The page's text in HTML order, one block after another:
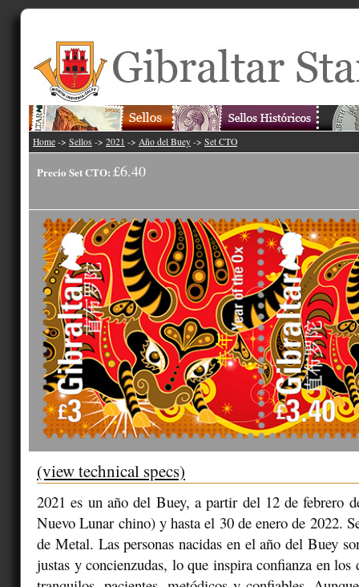
Home -> Sellos -> 2021 -> Año del Buey -> Set CTO
Precio Set CTO: £6.40
(view technical specs)
2021 es un año del Buey, a partir del 12 de febrero
Nuevo Lunar chino) y hasta el 30 de enero de 2022.
de Metal. Las personas nacidas en el año del Buey
justas y concienzudas, lo que inspira confianza en los